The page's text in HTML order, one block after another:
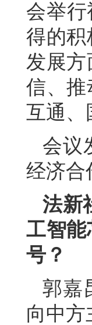
会举
得的积
发展
信、推
互通、
会议
经济合
法新
工智能
号？
郭嘉
向中方